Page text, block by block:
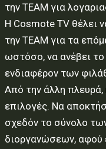
την TEAM για
Η Cosmote TV θέλει
την TEAM για τα
ωστόσο, να ανέβει το
ενδιαφέρον των
Από την άλλη πλευρά,
επιλογές. Να
σχεδόν το σύνολο
διοργανώσεων, αφού